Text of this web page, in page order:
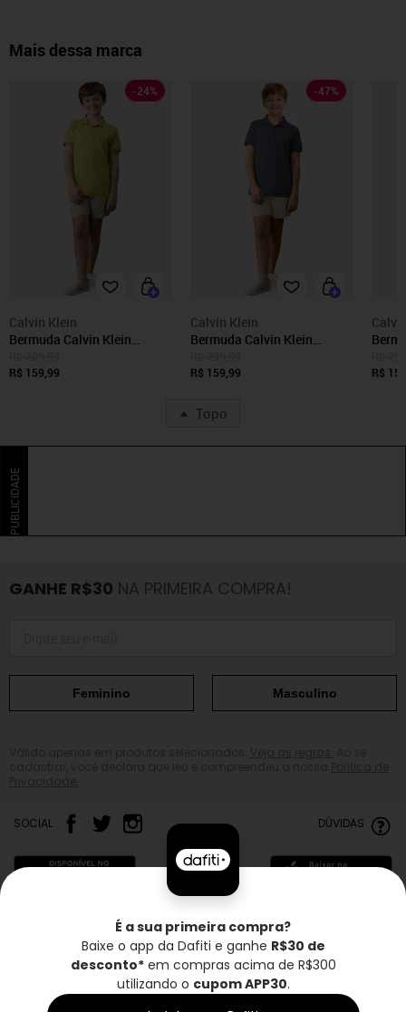
Mais dessa marca
-24%
Calvin Klein
Bermuda Calvin Klein
Caqui Claro
R$ 159,99
-47%
Calvin Klein
Bermuda Calvin Klein
Amarelo Claro
R$ 159,99
Azul
R$
Topo
PUBLICIDADE
GANHE R$30 NA PRIMEIRA COMPRA!
Feminino Masculino
SOCIAL DÚVIDAS
Frete grátis* Troca grátis Entrega rápida
É a sua primeira compra?
Baixe o app da Dafiti e ganhe R$30 de
desconto*em compras acima de R$300
utilizando o cupom APP30.